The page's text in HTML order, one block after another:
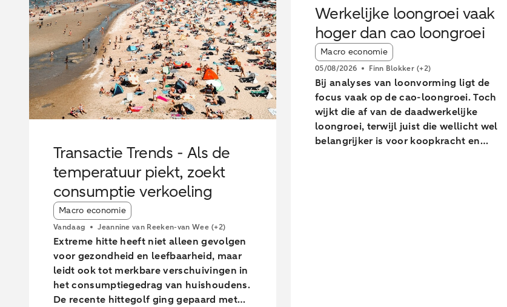
Transactie Trends - Als de
temperatuur piekt, zoekt
consumptie verkoeling
Article tags:
Macro economie
Vandaag Jeannine van Reeken-van Wee (+2)
Extreme hitte heeft niet alleen gevolgen
voor gezondheid en leefbaarheid, maar
leidt ook tot merkbare verschuivingen in
het consumptiegedrag van huishoudens.
De recente hittegolf ging gepaard met
Werkelijke loongroei vaak
hoger dan cao loongroei
Article tags:
Macro economie
05/08/2026 Finn Blokker (+2)
Bij analyses van loonvorming ligt de
focus vaak op de cao-loongroei. Toch
wijkt die af van de daadwerkelijke
loongroei, terwijl juist die wellicht wel
belangrijker is voor koopkracht en